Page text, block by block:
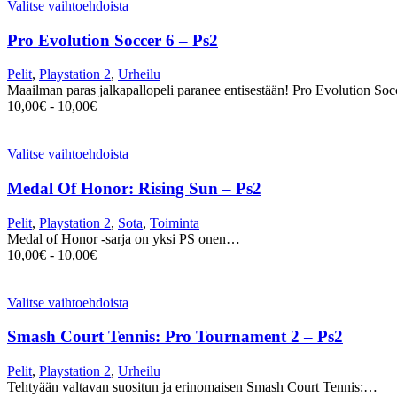
Valitse vaihtoehdoista
Pro Evolution Soccer 6 – Ps2
Pelit, Playstation 2, Urheilu
Maailman paras jalkapallopeli paranee entisestään! Pro Evolution
10,00€ - 10,00€
Valitse vaihtoehdoista
Medal Of Honor: Rising Sun – Ps2
Pelit, Playstation 2, Sota, Toiminta
Medal of Honor -sarja on yksi PS onen…
10,00€ - 10,00€
Valitse vaihtoehdoista
Smash Court Tennis: Pro Tournament 2 – Ps2
Pelit, Playstation 2, Urheilu
Tehtyään valtavan suositun ja erinomaisen Smash Court Tennis:…